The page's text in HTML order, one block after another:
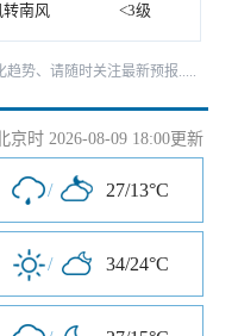
转南风 <3级
势、请随时关注最新预报.....
京时 2026-08-09 18:00更新
/ 27/13°C
/ 34/24°C